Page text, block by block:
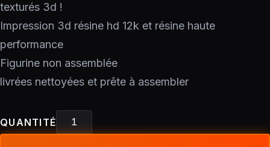
texturés 3d !
Impression 3d résine hd 12k et résine haute
performance
Figurine non assemblée
livrées nettoyées et prête à assembler
QUANTITÉ